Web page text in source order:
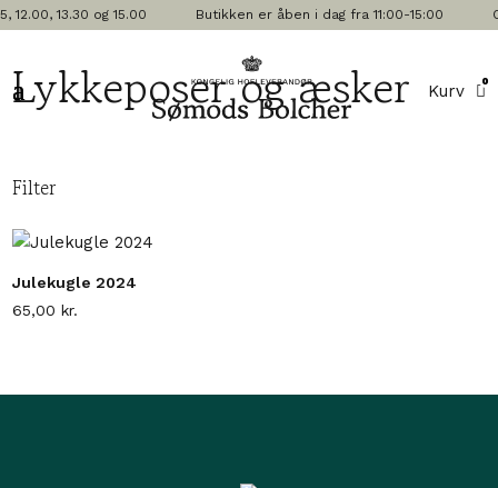
13.30 og 15.00 Butikken er åben i dag fra 11:00-15:00
Kurv 0
Lykkeposer og æsker
Filter
Julekugle 2024
65,00kr.